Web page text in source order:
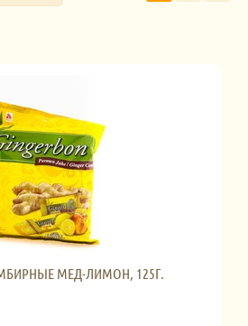
МЕД-ЛИМОН, 125Г.